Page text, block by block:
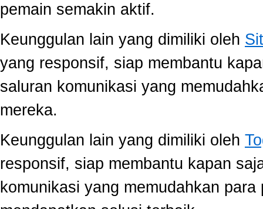
pemain semakin aktif.
Keunggulan lain yang dimiliki oleh
yang responsif, siap membantu
saluran komunikasi yang
mereka.
Keunggulan lain yang dimiliki oleh
responsif, siap membantu kapan
komunikasi yang memudahkan